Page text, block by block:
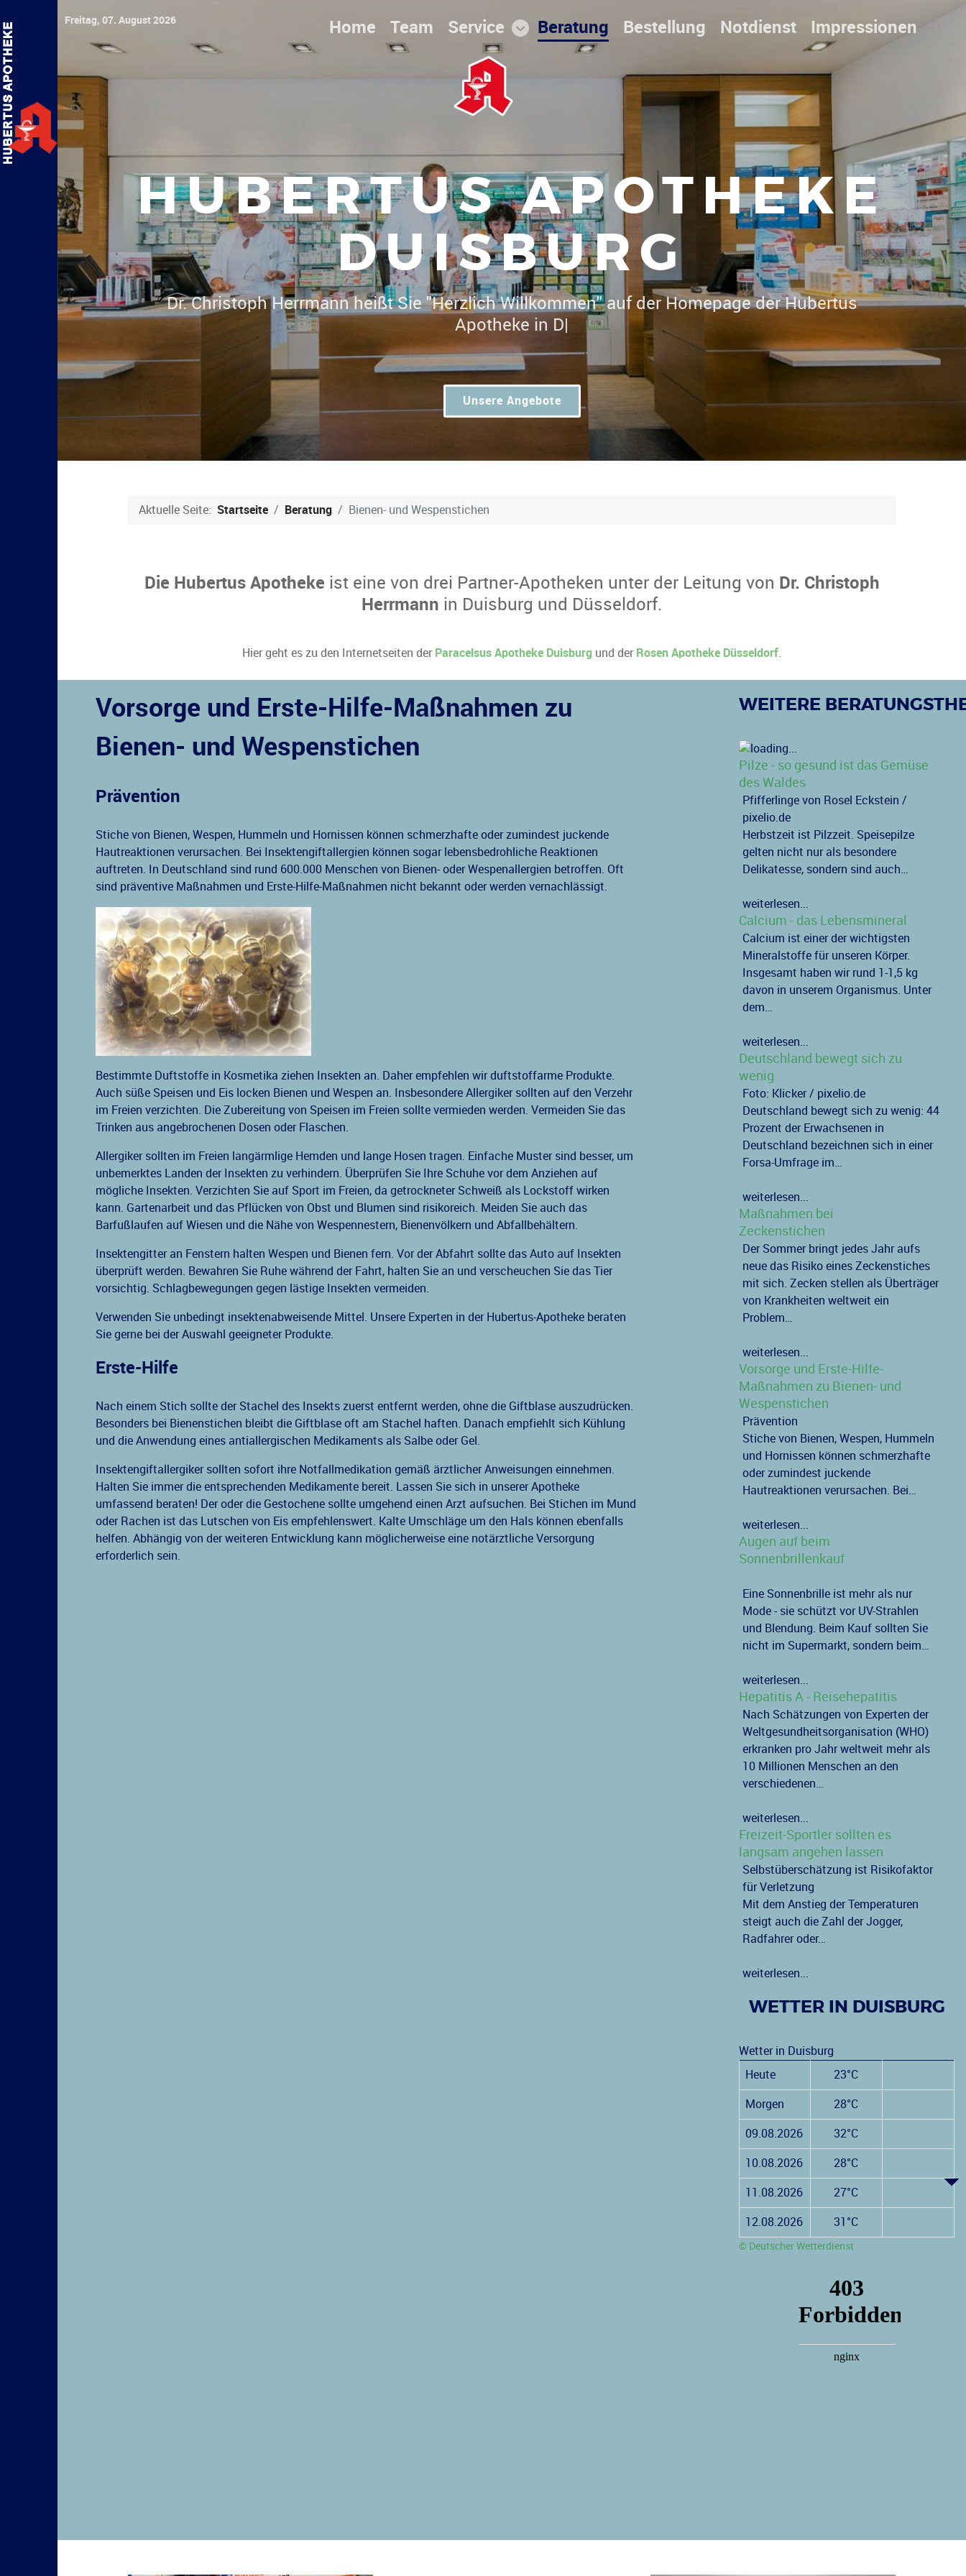
Freitag, 07. August 2026 Home Team Service Beratung Bestellung Notdienst Impressionen
HUBERTUS APOTHEKE
DUISBURG
Dr. Christoph Herrmann heißt Sie "Herzlich|
Unsere Angebote
Aktuelle Seite: Startseite Beratung Bienen- und Wespenstichen
Die Hubertus Apotheke ist eine von drei Partner-Apotheken unter der Leitung von Dr. Christoph
Herrmann in Duisburg und Düsseldorf.
Hier geht es zu den Internetseiten der Paracelsus Apotheke Duisburg und der Rosen Apotheke Düsseldorf
Vorsorge und Erste-Hilfe-Maßnahmen zu
Bienen- und Wespenstichen
Prävention
Stiche von Bienen, Wespen, Hummeln und Hornissen können schmerzhafte oder zumindest juckende
Hautreaktionen verursachen. Bei Insektengiftallergien können sogar lebensbedrohliche Reaktionen
auftreten. In Deutschland sind rund 600.000 Menschen von Bienen- oder Wespenallergien betroffen. Oft
sind präventive Maßnahmen und Erste-Hilfe-Maßnahmen nicht bekannt oder werden vernachlässigt.
Bestimmte Duftstoffe in Kosmetika ziehen Insekten an. Daher empfehlen wir duftstoffarme Produkte.
Auch süße Speisen und Eis locken Bienen und Wespen an. Insbesondere Allergiker sollten auf den Verzehr
im Freien verzichten. Die Zubereitung von Speisen im Freien sollte vermieden werden. Vermeiden Sie das
Trinken aus angebrochenen Dosen oder Flaschen.
Allergiker sollten im Freien langärmlige Hemden und lange Hosen tragen. Einfache Muster sind besser, um
unbemerktes Landen der Insekten zu verhindern. Überprüfen Sie Ihre Schuhe vor dem Anziehen auf
mögliche Insekten. Verzichten Sie auf Sport im Freien, da getrockneter Schweiß als Lockstoff wirken
kann. Gartenarbeit und das Pflücken von Obst und Blumen sind risikoreich. Meiden Sie auch das
Barfußlaufen auf Wiesen und die Nähe von Wespennestern, Bienenvölkern und Abfallbehältern.
Insektengitter an Fenstern halten Wespen und Bienen fern. Vor der Abfahrt sollte das Auto auf Insekten
überprüft werden. Bewahren Sie Ruhe während der Fahrt, halten Sie an und verscheuchen Sie das Tier
vorsichtig. Schlagbewegungen gegen lästige Insekten vermeiden.
Verwenden Sie unbedingt insektenabweisende Mittel. Unsere Experten in der Hubertus-Apotheke beraten
Sie gerne bei der Auswahl geeigneter Produkte.
Erste-Hilfe
Nach einem Stich sollte der Stachel des Insekts zuerst entfernt werden, ohne die Giftblase auszudrücken.
Besonders bei Bienenstichen bleibt die Giftblase oft am Stachel haften. Danach empfiehlt sich Kühlung
und die Anwendung eines antiallergischen Medikaments als Salbe oder Gel.
Insektengiftallergiker sollten sofort ihre Notfallmedikation gemäß ärztlicher Anweisungen einnehmen.
Halten Sie immer die entsprechenden Medikamente bereit. Lassen Sie sich in unserer Apotheke
umfassend beraten! Der oder die Gestochene sollte umgehend einen Arzt aufsuchen. Bei Stichen im Mund
oder Rachen ist das Lutschen von Eis empfehlenswert. Kalte Umschläge um den Hals können ebenfalls
helfen. Abhängig von der weiteren Entwicklung kann möglicherweise eine notärztliche Versorgung
erforderlich sein.
WEITERE
Pilze - so gesund ist das Gemüse
des Waldes
Pfifferlinge von Rosel Eckstein /
pixelio.de
Herbstzeit ist Pilzzeit. Speisepilze
gelten nicht nur als besondere
Delikatesse, sondern sind auch…
weiterlesen...
Calcium - das Lebensmineral
Calcium ist einer der wichtigsten
Mineralstoffe für unseren Körper.
Insgesamt haben wir rund 1-1,5 kg
davon in unserem Organismus. Unter
dem…
weiterlesen...
Deutschland bewegt sich zu
wenig
Foto: Klicker / pixelio.de
Deutschland bewegt sich zu wenig: 44
Prozent der Erwachsenen in
Deutschland bezeichnen sich in einer
Forsa-Umfrage im…
weiterlesen...
Maßnahmen bei
Zeckenstichen
Der Sommer bringt jedes Jahr aufs
neue das Risiko eines Zeckenstiches
mit sich. Zecken stellen als Überträger
von Krankheiten weltweit ein
Problem…
weiterlesen...
Vorsorge und Erste-Hilfe-
Maßnahmen zu Bienen- und
Wespenstichen
Prävention
Stiche von Bienen, Wespen, Hummeln
und Hornissen können schmerzhafte
oder zumindest juckende
Hautreaktionen verursachen. Bei…
weiterlesen...
Augen auf beim
Sonnenbrillenkauf
Eine Sonnenbrille ist mehr als nur
Mode - sie schützt vor UV-Strahlen
und Blendung. Beim Kauf sollten Sie
nicht im Supermarkt, sondern beim…
weiterlesen...
Hepatitis A - Reisehepatitis
Nach Schätzungen von Experten der
Weltgesundheitsorganisation (WHO)
erkranken pro Jahr weltweit mehr als
10 Millionen Menschen an den
verschiedenen…
weiterlesen...
Freizeit-Sportler sollten es
langsam angehen lassen
Selbstüberschätzung ist Risikofaktor
für Verletzung
Mit dem Anstieg der Temperaturen
steigt auch die Zahl der Jogger,
Radfahrer oder…
weiterlesen...
WETTER IN DUISBURG
Wetter in Duisburg
Heute
23°C
Morgen 28°C
09.08.2026 32°C
10.08.2026 28°C
11.08.2026 27°C
12.08.2026 31°C
© Deutscher Wetterdienst